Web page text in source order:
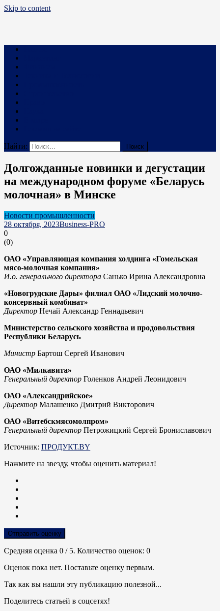
Skip to content
Business PRO
Новости про бизнес и не только
Найти:
Долгожданные новинки и дегустации
на международном форуме «Беларусь
молочная» в Минске
Новости промышленности
28 октября, 2023Business-PRO
0
(0)
ОАО «Управляющая компания холдинга «Гомельская
мясо-молочная компания»
И.о. генерального директора Санько Ирина Александровна
«Новогрудские Дары» филиал ОАО «Лидский молочно-
консервный комбинат»
Директор Нечай Александр Геннадьевич
Министерство сельского хозяйства и продовольствия
Республики Беларусь
Министр Бартош Сергей Иванович
ОАО «Милкавита»
Генеральный директор Голенков Андрей Леонидович
ОАО «Александрийское»
Директор Малашенко Дмитрий Викторович
ОАО «Витебскмясомолпром»
Генеральный директор Петрожицкий Сергей Брониславович
Источник: ПРОДУКТ.BY
Нажмите на звезду, чтобы оценить материал!
Отправить оценку
Средняя оценка 0 / 5. Количество оценок: 0
Оценок пока нет. Поставьте оценку первым.
Так как вы нашли эту публикацию полезной...
Поделитесь статьей в соцсетях!